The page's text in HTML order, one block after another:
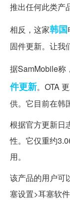
推出任何此类产
相反，这家韩国
固件更新。让我
据SamMobile称
件更新。OTA
供。它目前在韩
根据官方更新日
性。它仅重约
用。
该产品的用户可
塞设置>耳塞软